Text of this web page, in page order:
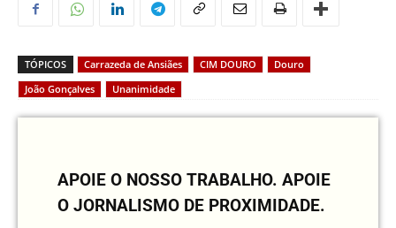
TÓPICOS Carrazeda de Ansiães CIM DOURO
Douro
João Gonçalves
Unanimidade
APOIE O NOSSO TRABALHO. APOIE
O JORNALISMO DE PROXIMIDADE.